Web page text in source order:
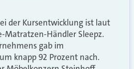
der Kursentwicklung ist laut
Matratzen-Händler Sleepz.
gab im
knapp 92 Prozent nach.